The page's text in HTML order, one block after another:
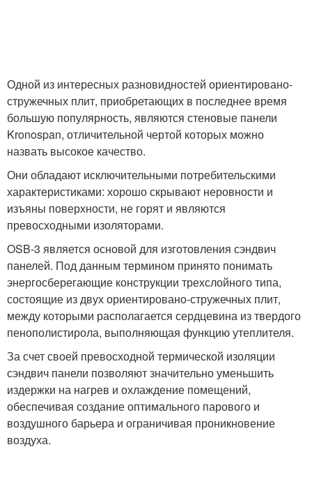
Одной из интересных разновидностей ориентировано-
стружечных плит, приобретающих в последнее время
большую популярность, являются стеновые панели
Kronospan, отличительной чертой которых можно
назвать высокое качество.
Они обладают исключительными потребительскими
характеристиками: хорошо скрывают неровности и
изъяны поверхности, не горят и являются
превосходными изоляторами.
OSB-3 является основой для изготовления сэндвич
панелей. Под данным термином принято понимать
энергосберегающие конструкции трехслойного типа,
состоящие из двух ориентировано-стружечных плит,
между которыми располагается сердцевина из твердого
пенополистирола, выполняющая функцию утеплителя.
За счет своей превосходной термической изоляции
сэндвич панели позволяют значительно уменьшить
издержки на нагрев и охлаждение помещений,
обеспечивая создание оптимального парового и
воздушного барьера и ограничивая проникновение
воздуха.